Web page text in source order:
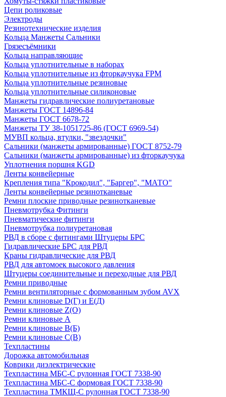
Цепи роликовые
Электроды
Резинотехнические изделия
Кольца Манжеты Сальники
Грязесъёмники
Кольца направляющие
Кольца уплотнительные в наборах
Кольца уплотнительные из фторкаучука FPM
Кольца уплотнительные резиновые
Кольца уплотнительные силиконовые
Манжеты гидравлические полиуретановые
Манжеты ГОСТ 14896-84
Манжеты ГОСТ 6678-72
Манжеты ТУ 38-1051725-86 (ГОСТ 6969-54)
МУВП кольца, втулки, "звездочки"
Сальники (манжеты армированные) ГОСТ 8752-79
Сальники (манжеты армированные) из фторкаучука
Уплотнения поршня KGD
Ленты конвейерные
Крепления типа "Крокодил", "Баргер", "МАТО"
Ленты конвейерные резинотканевые
Ремни плоские приводные резинотканевые
Пневмотрубка Фитинги
Пневматические фитинги
Пневмотрубка полиуретановая
РВД в сборе с фитингами Штуцеры БРС
Гидравлические БРС для РВД
Краны гидравлические для РВД
РВД для автомоек высокого давления
Штуцеры соединительные и переходные для РВД
Ремни приводные
Ремни вентиляторные с формованным зубом AVX
Ремни клиновые D(Г) и Е(Д)
Ремни клиновые Z(О)
Ремни клиновые А
Ремни клиновые В(Б)
Ремни клиновые С(В)
Техпластины
Дорожка автомобильная
Коврики диэлектрические
Техпластина МБС-С рулонная ГОСТ 7338-90
Техпластина МБС-С формовая ГОСТ 7338-90
Техпластина ТМКЩ-С рулонная ГОСТ 7338-90